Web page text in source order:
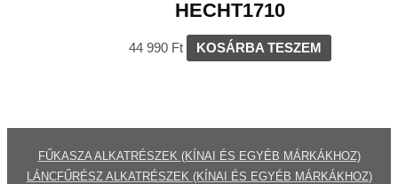
HECHT1710
44 990 Ft KOSÁRBA TESZEM
FŰKASZA ALKATRÉSZEK (KÍNAI ÉS EGYÉB MÁRKÁKHOZ)
LÁNCFŰRÉSZ ALKATRÉSZEK (KÍNAI ÉS EGYÉB MÁRKÁKHOZ)